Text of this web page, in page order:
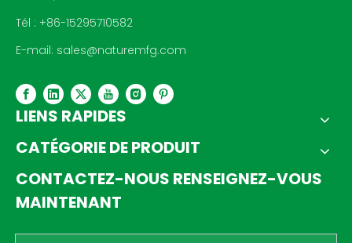
Tél : +86-15295710582
E-mail: sales@naturemfg.com
LIENS RAPIDES
CATÉGORIE DE PRODUIT
CONTACTEZ-NOUS RENSEIGNEZ-VOUS
MAINTENANT